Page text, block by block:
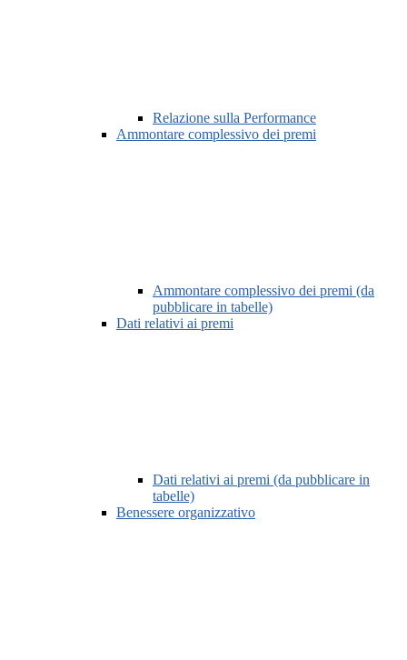
Relazione sulla Performance
Ammontare complessivo dei premi
Ammontare complessivo dei premi (da
pubblicare in tabelle)
Dati relativi ai premi
Dati relativi ai premi (da pubblicare in
tabelle)
Benessere organizzativo